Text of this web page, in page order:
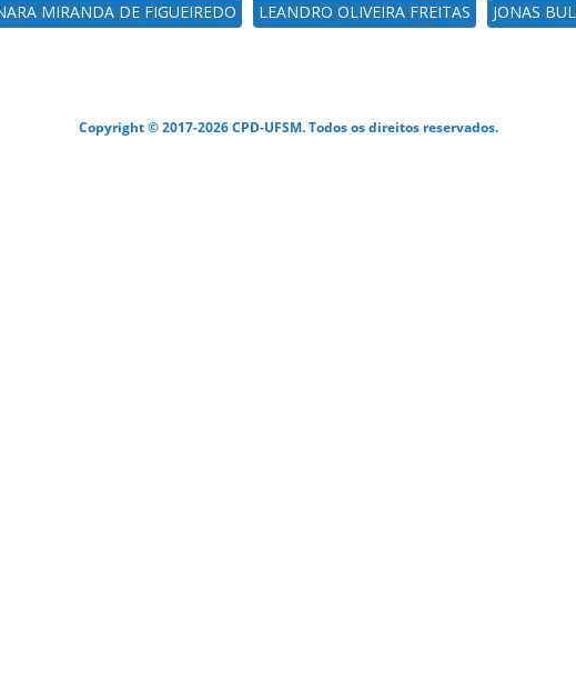
MIRANDA DE FIGUEIREDO LEANDRO OLIVEIRA FREITAS JONAS
Copyright © 2017-2026 CPD-UFSM. Todos os direitos reservados.